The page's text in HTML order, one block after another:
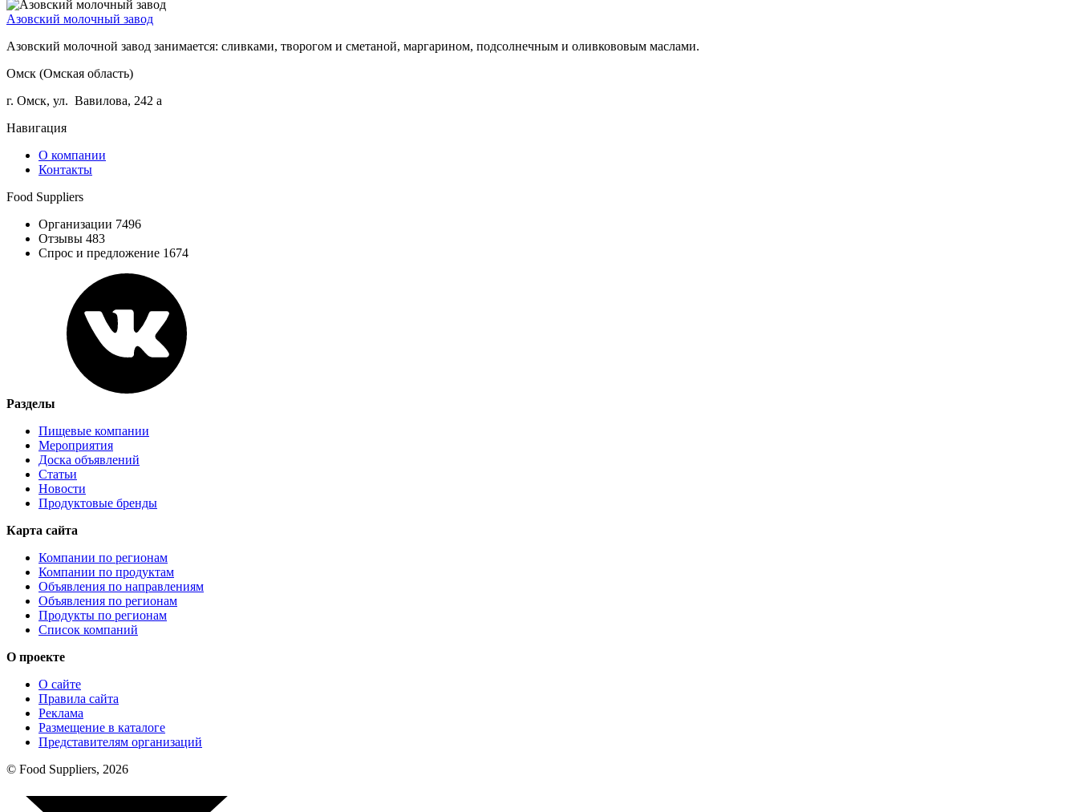
Азовский молочный завод
Азовский молочной завод занимается: сливками, творогом и сметаной, маргарином, подсолнечным и оливкововым маслами.
Омск (Омская область)
г. Омск, ул. Вавилова, 242 а
Навигация
О компании
Контакты
Food Suppliers
Организации 7496
Отзывы 483
Спрос и предложение 1674
Разделы
Пищевые компании
Мероприятия
Доска объявлений
Статьи
Новости
Продуктовые бренды
Карта сайта
Компании по регионам
Компании по продуктам
Объявления по направлениям
Объявления по регионам
Продукты по регионам
Список компаний
О проекте
О сайте
Правила сайта
Реклама
Размещение в каталоге
Представителям организаций
© Food Suppliers, 2026